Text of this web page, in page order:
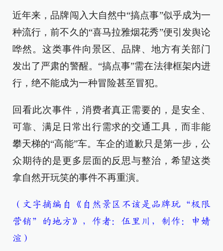
近年来，品牌闯入大自然中“搞点事”似乎成为一
种流行，前不久的“喜马拉雅烟花秀”便引发舆论
哗然。这类事件向景区、品牌、地方有关部门
发出了严肃的警醒。“搞点事”需在法律框架内进
行，绝不能成为一种冒险甚至冒犯。
回看此次事件，消费者真正需要的，是安全、
可靠、满足日常出行需求的交通工具，而非能
攀天梯的“高能”车。车企的道歉只是第一步，公
众期待的是更多层面的反思与整治，希望这类
拿自然开玩笑的事件不再重演。
（文字摘编自《自然景区不该是品牌玩“极限
营销”的地方》，作者：伍里川，制作：申婧
渲）